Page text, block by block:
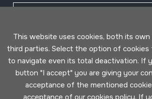
This website uses cookies, both its
third parties. Select the option of
to navigate even its total deactivation. If
button "I accept" you are giving your
acceptance of the mentioned
acceptance of our cookies policy. If